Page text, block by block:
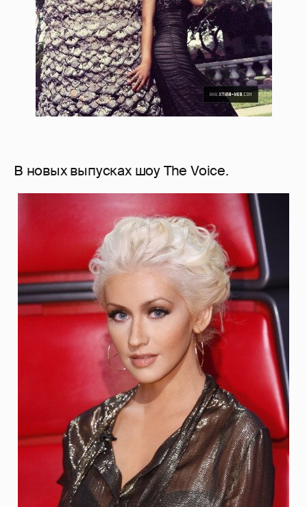
В новых выпусках шоу The Voice.